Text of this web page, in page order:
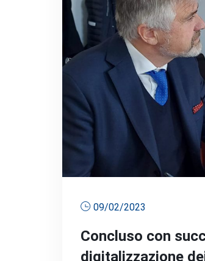
09/02/2023
Concluso con
digitalizzazione